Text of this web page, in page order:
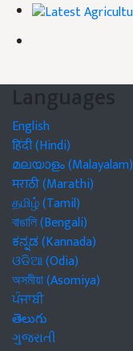
Languages
English
हिंदी (Hindi)
മലയാളം (Malayalam)
मराठी (Marathi)
தமிழ் (Tamil)
বাঙালি (Bengali)
ಕನ್ನಡ (Kannada)
ଓଡିଆ (Odia)
অসমীয়া (Asomiya)
ਪੰਜਾਬੀ
తెలుగు
ગુજરાતી